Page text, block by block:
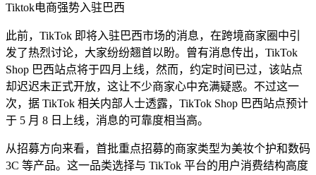
Tiktok电商强势入驻巴西
此前，TikTok 即将入驻巴西市场的消息，在跨境商家圈中引
发了热烈讨论，大家纷纷翘首以盼。曾有消息传出，TikTok
Shop 巴西站点将于四月上线，然而，约定时间已过，该站点
却迟迟未正式开放，这让不少商家心中充满疑惑。不过这一
次，据 TikTok 相关内部人士透露，TikTok Shop 巴西站点预计
于 5 月 8 日上线，消息的可靠度相当高。
从招募方向来看，首批重点招募的商家类型为美妆个护和数码
3C 等产品。这一品类选择与 TikTok 平台的用户消费结构高度